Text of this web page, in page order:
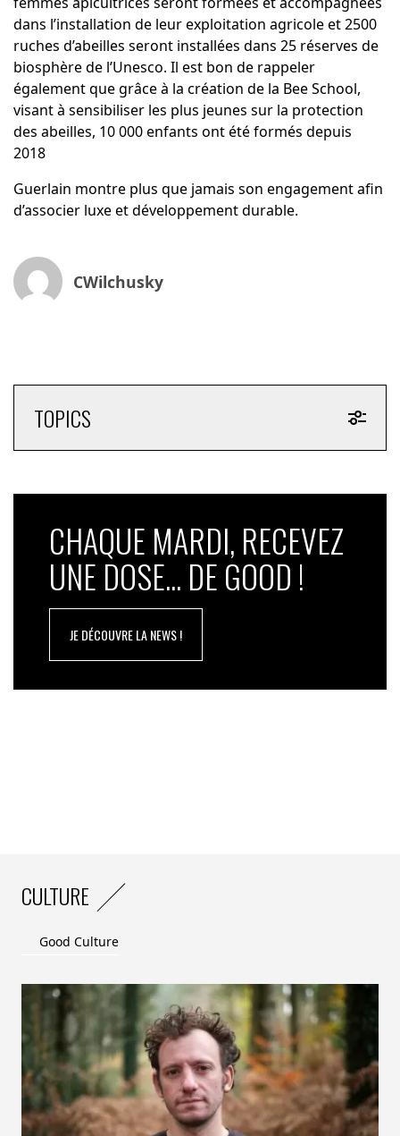
dans l’installation de leur exploitation agricole et 2500
ruches d’abeilles seront installées dans 25 réserves de
biosphère de l’Unesco. Il est bon de rappeler
également que grâce à la création de la Bee School,
visant à sensibiliser les plus jeunes sur la protection
des abeilles, 10 000 enfants ont été formés depuis
2018
Guerlain montre plus que jamais son engagement afin
d’associer luxe et développement durable.
CWilchusky
TOPICS
CHAQUE MARDI, RECEVEZ
UNE DOSE... DE GOOD !
JE DÉCOUVRE LA NEWS !
CULTURE
Good Culture